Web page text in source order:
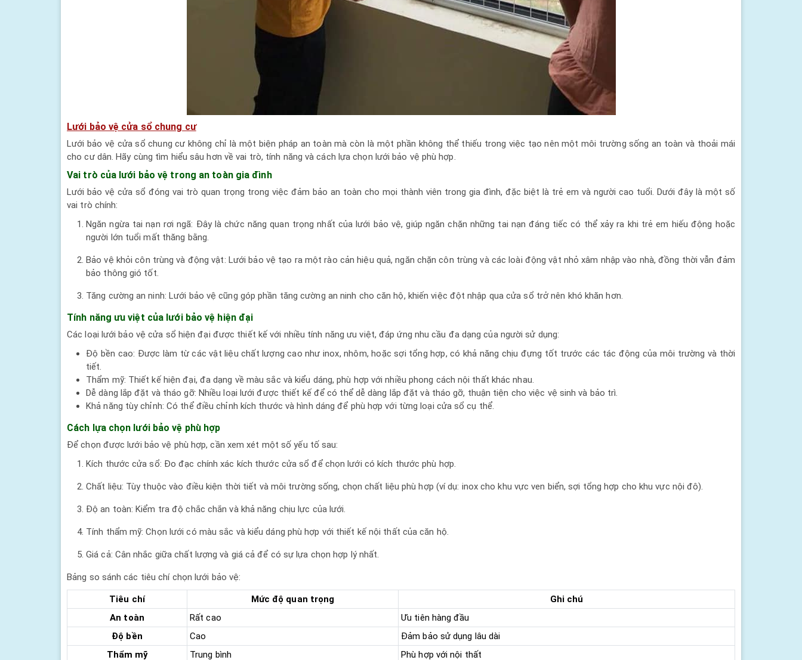
Lưới bảo vệ cửa sổ chung cư
Lưới bảo vệ cửa sổ chung cư không chỉ là một biện pháp an toàn mà còn là một phần không thể thiếu trong việc tạo nên một môi trường sống an toàn và thoải mái
cho cư dân. Hãy cùng tìm hiểu sâu hơn về vai trò, tính năng và cách lựa chọn lưới bảo vệ phù hợp.
Vai trò của lưới bảo vệ trong an toàn gia đình
Lưới bảo vệ cửa sổ đóng vai trò quan trọng trong việc đảm bảo an toàn cho mọi thành viên trong gia đình, đặc biệt là trẻ em và người cao tuổi. Dưới đây là một số
vai trò chính:
Ngăn ngừa tai nạn rơi ngã: Đây là chức năng quan trọng nhất của lưới bảo vệ, giúp ngăn chặn những tai nạn đáng tiếc có thể xảy ra khi trẻ em hiếu động hoặc
người lớn tuổi mất thăng bằng.
Bảo vệ khỏi côn trùng và động vật: Lưới bảo vệ tạo ra một rào cản hiệu quả, ngăn chặn côn trùng và các loài động vật nhỏ xâm nhập vào nhà, đồng thời vẫn đảm
bảo thông gió tốt.
Tăng cường an ninh: Lưới bảo vệ cũng góp phần tăng cường an ninh cho căn hộ, khiến việc đột nhập qua cửa sổ trở nên khó khăn hơn.
Tính năng ưu việt của lưới bảo vệ hiện đại
Các loại lưới bảo vệ cửa sổ hiện đại được thiết kế với nhiều tính năng ưu việt, đáp ứng nhu cầu đa dạng của người sử dụng:
Độ bền cao: Được làm từ các vật liệu chất lượng cao như inox, nhôm, hoặc sợi tổng hợp, có khả năng chịu đựng tốt trước các tác động của môi trường và thời
tiết.
Thẩm mỹ: Thiết kế hiện đại, đa dạng về màu sắc và kiểu dáng, phù hợp với nhiều phong cách nội thất khác nhau.
Dễ dàng lắp đặt và tháo gỡ: Nhiều loại lưới được thiết kế để có thể dễ dàng lắp đặt và tháo gỡ, thuận tiện cho việc vệ sinh và bảo trì.
Khả năng tùy chỉnh: Có thể điều chỉnh kích thước và hình dáng để phù hợp với từng loại cửa sổ cụ thể.
Cách lựa chọn lưới bảo vệ phù hợp
Để chọn được lưới bảo vệ phù hợp, cần xem xét một số yếu tố sau:
Kích thước cửa sổ: Đo đạc chính xác kích thước cửa sổ để chọn lưới có kích thước phù hợp.
Chất liệu: Tùy thuộc vào điều kiện thời tiết và môi trường sống, chọn chất liệu phù hợp (ví dụ: inox cho khu vực ven biển, sợi tổng hợp cho khu vực nội đô).
Độ an toàn: Kiểm tra độ chắc chắn và khả năng chịu lực của lưới.
Tính thẩm mỹ: Chọn lưới có màu sắc và kiểu dáng phù hợp với thiết kế nội thất của căn hộ.
Giá cả: Cân nhắc giữa chất lượng và giá cả để có sự lựa chọn hợp lý nhất.
Bảng so sánh các tiêu chí chọn lưới bảo vệ:
Tiêu chí Mức độ quan trọng
Ghi chú
An toàn
Rất cao
Ưu tiên hàng đầu
Độ bền
Cao
Đảm bảo sử dụng lâu dài
Thẩm mỹ
Trung bình Phù hợp với nội thất